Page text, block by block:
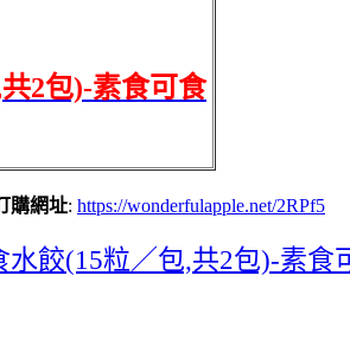
2包)-素食可食
購網址: https://wonderfulapple.net/2RPf5
餃(15粒／包,共2包)-素